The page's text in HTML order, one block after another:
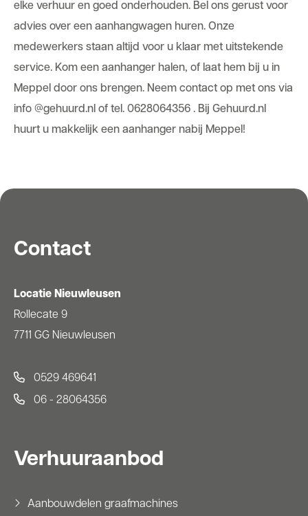
elke verhuur en goed onderhouden. Bel ons gerust voor
advies over een aanhangwagen huren. Onze
medewerkers staan altijd voor u klaar met uitstekende
service. Kom een aanhanger halen, of laat hem bij u in
Meppel door ons brengen. Neem contact op met ons via
info @gehuurd.nl of tel. 0628064356 . Bij Gehuurd.nl
huurt u makkelijk een aanhanger nabij Meppel!
Contact
Locatie Nieuwleusen
Rollecate 9
7711 GG Nieuwleusen
0529 469641
06 - 28064356
Verhuuraanbod
Aanbouwdelen graafmachines